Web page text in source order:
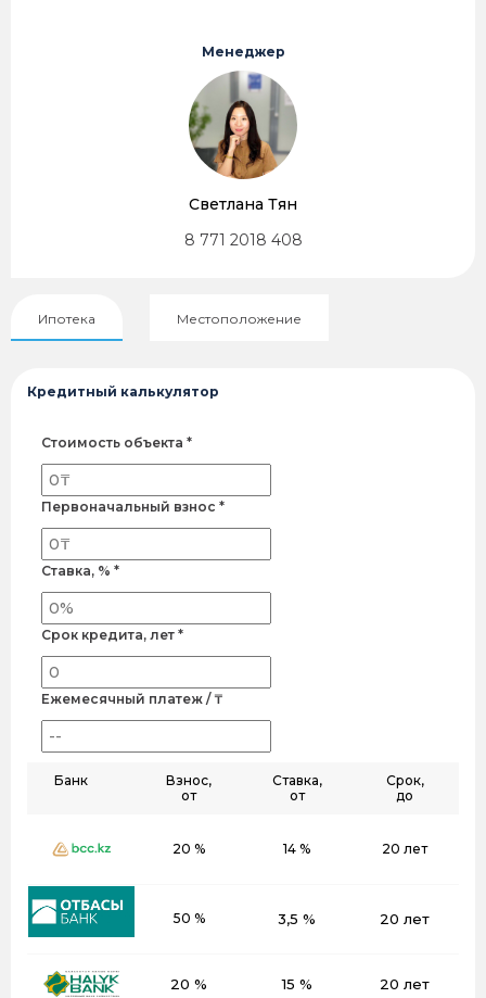
Менеджер
Светлана Тян
8 771 2018 408
Ипотека Местоположение
Кредитный калькулятор
Стоимость объекта *
Первоначальный взнос *
Ставка, % *
Срок кредита, лет *
Ежемесячный платеж / ₸
Банк
Взнос,
от
Ставка,
от
Срок,
до
20 % 14 % 20 лет
50 % 3,5 % 20 лет
20 % 15 % 20 лет